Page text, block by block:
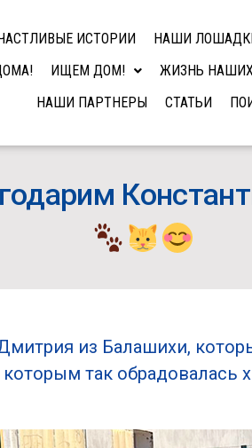
ИСТОРИИ НАШИ
ИЩЕМ ДОМ! ЖИЗНЬ
НАШИ ПАРТНЕРЫ
СТАТЬИ
из Балашихи,
которым так обрадовалась